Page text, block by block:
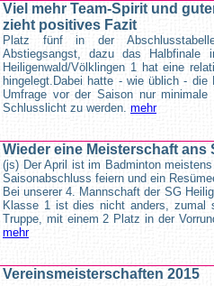
Viel mehr Team-Spirit und
zieht positives Fazit
Platz fünf in der
Abstiegsangst, dazu das Halbfinale
Heiligenwald/Völklingen 1 hat eine
hingelegt.Dabei hatte - wie üblich -
Umfrage vor der Saison nur minimale
Schlusslicht zu werden. mehr
Wieder eine Meisterschaft ans
(js) Der April ist im Badminton
Saisonabschluss feiern und ein
Bei unserer 4. Mannschaft der SG
Klasse 1 ist dies nicht anders, zumal
Truppe, mit einem 2 Platz in der
mehr
Vereinsmeisterschaften 2015